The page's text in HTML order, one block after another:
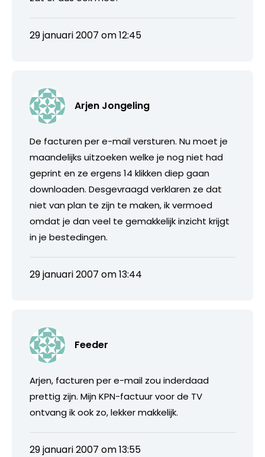
29 januari 2007 om 12:45
Arjen Jongeling
De facturen per e-mail versturen. Nu moet je
maandelijks uitzoeken welke je nog niet had
geprint en ze ergens 14 klikken diep gaan
downloaden. Desgevraagd verklaren ze dat
niet van plan te zijn te maken, ik vermoed
omdat je dan veel te gemakkelijk inzicht krijgt
in je bestedingen.
29 januari 2007 om 13:44
Feeder
Arjen, facturen per e-mail zou inderdaad
prettig zijn. Mijn KPN-factuur voor de TV
ontvang ik ook zo, lekker makkelijk.
29 januari 2007 om 13:55